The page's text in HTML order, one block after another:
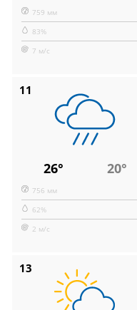
759 мм
83%
7 м/с
11
26° 20°
756 мм
62%
2 м/с
13